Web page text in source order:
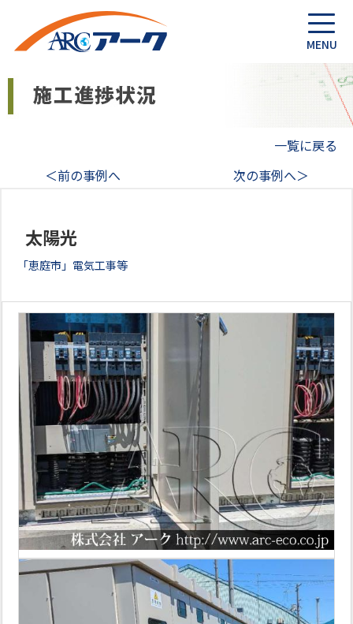
一覧に戻る
＜前の事例へ
次の事例へ＞
太陽光
「恵庭市」電気工事等